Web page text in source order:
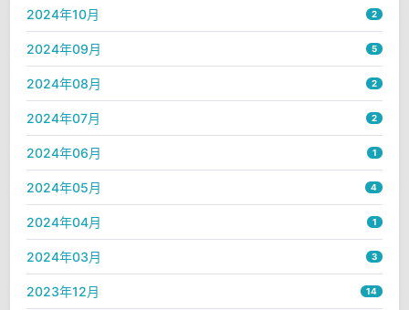
2024年10月 2
2024年09月 5
2024年08月 2
2024年07月 2
2024年06月 1
2024年05月 4
2024年04月 1
2024年03月 3
2023年12月 14